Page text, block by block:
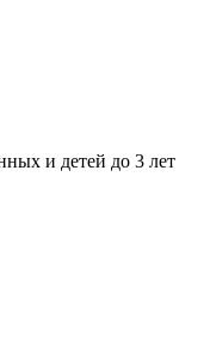
и детей до 3 лет